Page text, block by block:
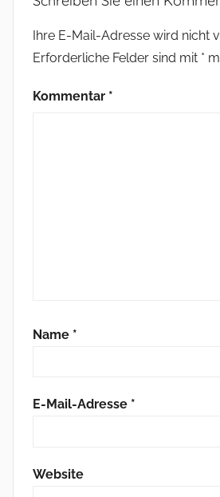
Ihre E-Mail-Adresse wird nicht
Erforderliche Felder sind mit *
Kommentar *
Name *
E-Mail-Adresse *
Website